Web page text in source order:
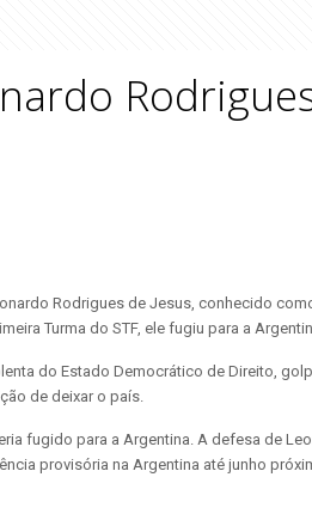
Rodrigues de Jesus, conhecido
Turma do STF, ele fugiu para a
do Estado Democrático de Direito,
de deixar o país.
fugido para a Argentina. A defesa de
provisória na Argentina até junho